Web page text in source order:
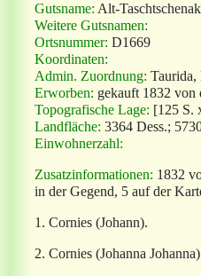
Gutsname: Alt-
Weitere Gutsnamen:
Ortsnummer: D1669
Koordinaten:
Admin. Zuordnung:
Erworben: gekauft 1832 von
Topografische Lage: [125 S.
Landfläche: 3364 Dess.;
Einwohnerzahl:
Zusatzinformationen: 1832
in der Gegend, 5 auf der
1. Cornies (Johann).
2. Cornies (Johanna